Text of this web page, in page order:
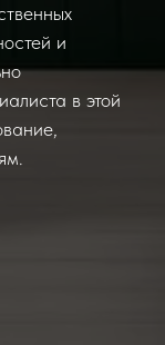
и
в этой